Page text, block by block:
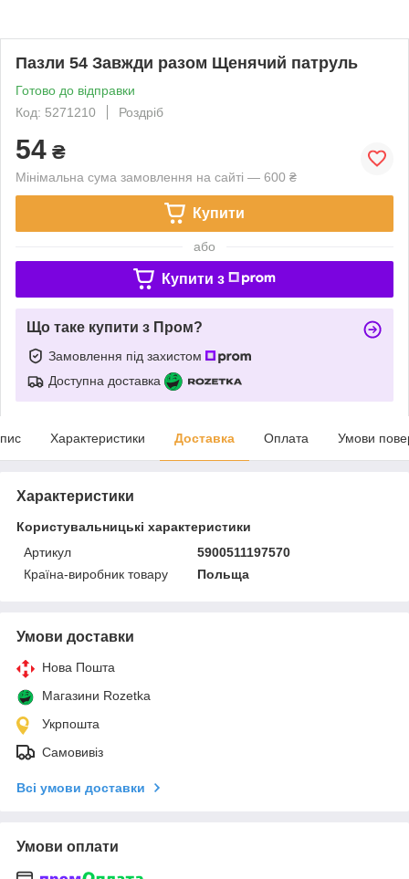
Пазли 54 Завжди разом Щенячий патруль
Готово до відправки
Код: 5271210
Роздріб
54 ₴
Мінімальна сума замовлення на сайті — 600 ₴
Купити
або
Купити з
Що таке купити з Пром?
Замовлення під захистом
Доступна доставка
Характеристики Доставка Оплата Умови
Характеристики
Користувальницькі характеристики
Артикул
5900511197570
Країна-виробник товару
Польща
Умови доставки
Нова Пошта
Магазини Rozetka
Укрпошта
Самовивіз
Всі умови доставки
Умови оплати